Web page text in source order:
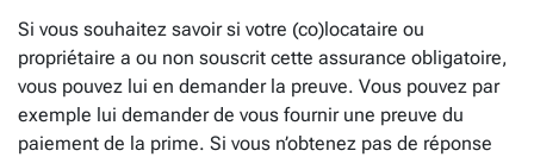
Si vous souhaitez savoir si votre (co)locataire ou
propriétaire a ou non souscrit cette assurance obligatoire,
vous pouvez lui en demander la preuve. Vous pouvez par
exemple lui demander de vous fournir une preuve du
paiement de la prime. Si vous n’obtenez pas de réponse